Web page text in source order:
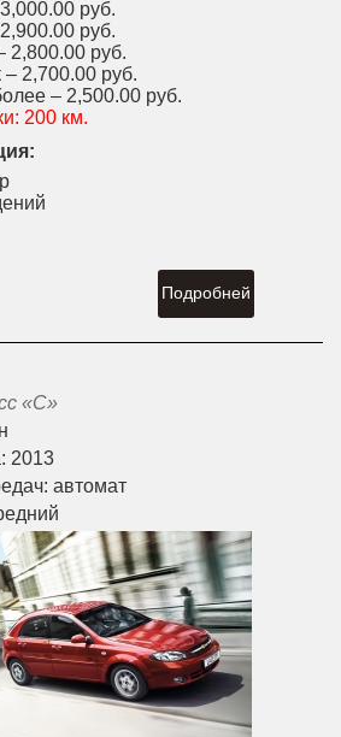
3,000.00 руб.
2,900.00 руб.
2,800.00 руб.
– 2,700.00 руб.
– 2,500.00 руб.
200 км.
Подробней
«С»
2013
автомат